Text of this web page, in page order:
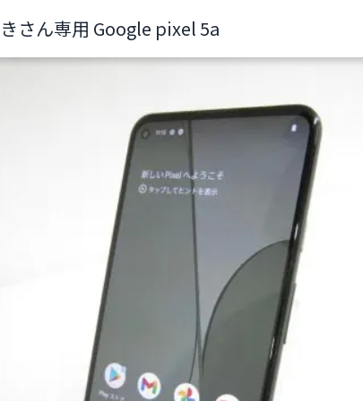
さん専用 Google pixel 5a